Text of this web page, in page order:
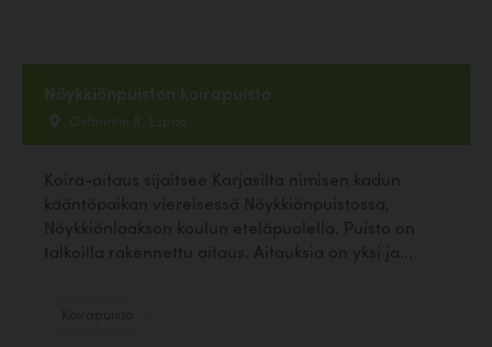
Nöykkiönpuiston koirapuisto
Oxfotintie 8, Espoo
Koira-aitaus sijaitsee Karjasilta nimisen kadun
kääntöpaikan viereisessä Nöykkiönpuistossa,
Nöykkiönlaakson koulun eteläpuolella. Puisto on
talkoilla rakennettu aitaus. Aitauksia on yksi ja...